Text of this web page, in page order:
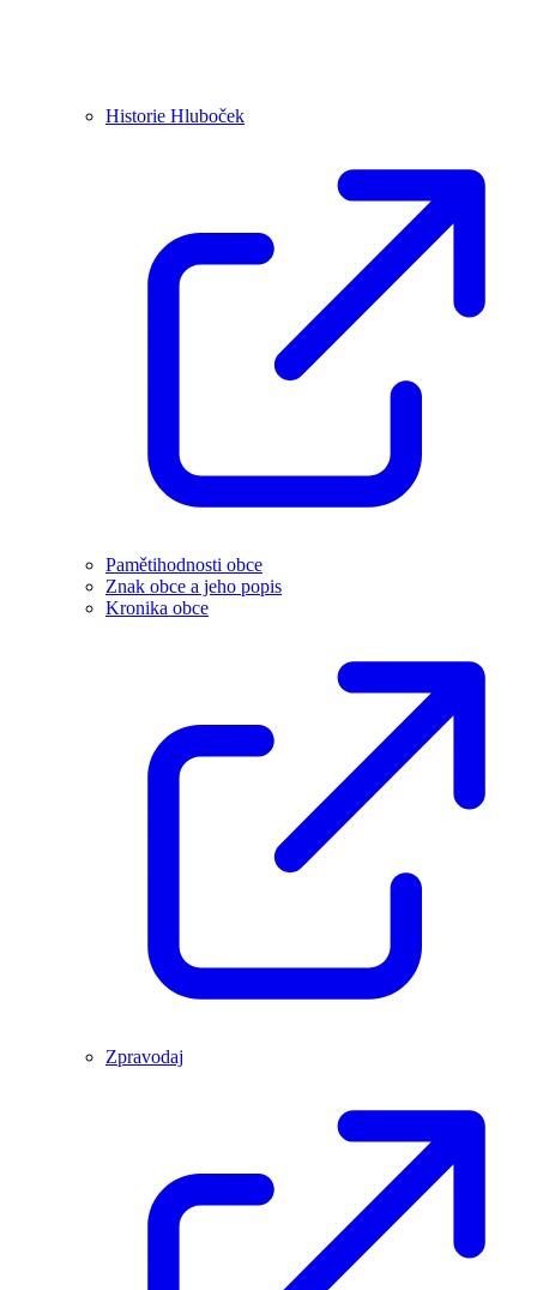
Historie Hluboček
Pamětihodnosti obce
Znak obce a jeho popis
Kronika obce
Zpravodaj